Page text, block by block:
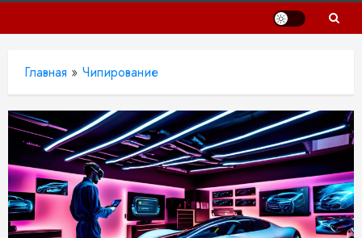
Главная » Чипирование